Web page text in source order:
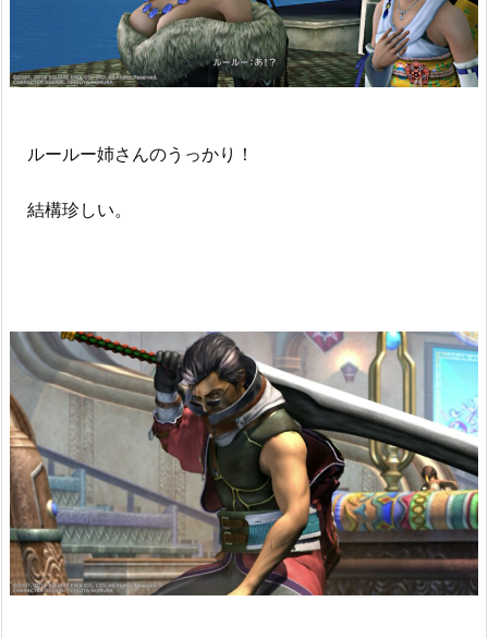
ルールー姉さんのうっかり！
結構珍しい。